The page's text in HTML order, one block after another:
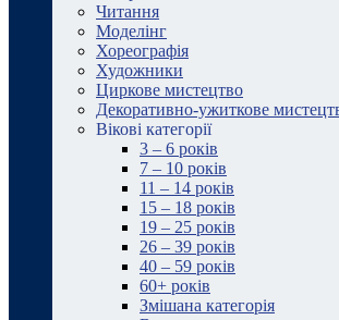
Читання
Моделінг
Хореографія
Художники
Циркове мистецтво
Декоративно-ужиткове
Вікові категорії
3 – 6 років
7 – 10 років
11 – 14 років
15 – 18 років
19 – 25 років
26 – 39 років
40 – 59 років
60+ років
Змішана категорія